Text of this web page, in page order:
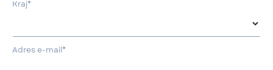
Kraj*
Adres e-mail*